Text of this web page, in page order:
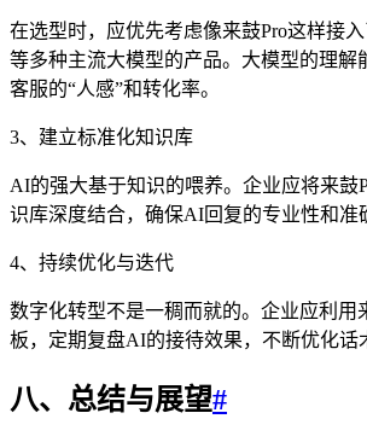
在选型时，应优先考虑像来鼓Pro这样接入
等多种主流大模型的产品。大模型的理解
客服的“人感”和转化率。
3、建立标准化知识库
AI的强大基于知识的喂养。企业应将来鼓
识库深度结合，确保AI回复的专业性和准
4、持续优化与迭代
数字化转型不是一稠而就的。企业应利用
板，定期复盘AI的接待效果，不断优化话
八、总结与展望#